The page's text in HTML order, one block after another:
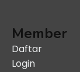
Member
Daftar
Login